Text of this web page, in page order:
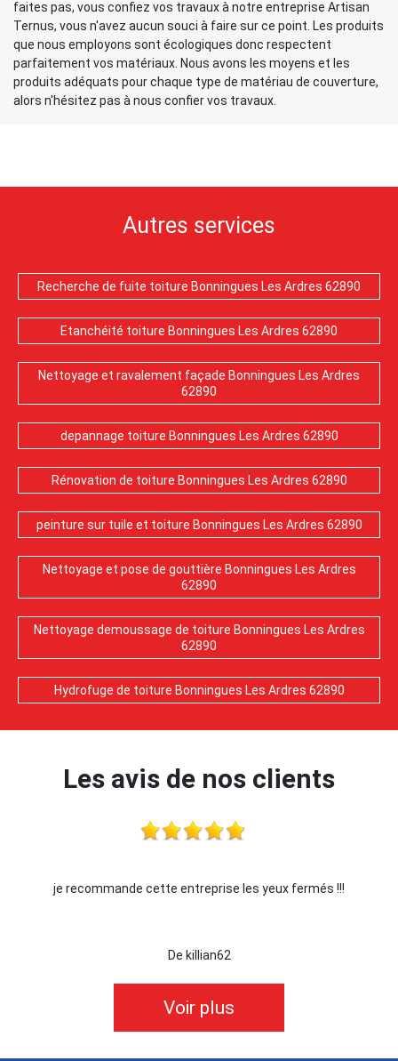
faites pas, vous confiez vos travaux à notre entreprise Artisan
Ternus, vous n'avez aucun souci à faire sur ce point. Les produits
que nous employons sont écologiques donc respectent
parfaitement vos matériaux. Nous avons les moyens et les
produits adéquats pour chaque type de matériau de couverture,
alors n'hésitez pas à nous confier vos travaux.
Autres services
Recherche de fuite toiture Bonningues Les Ardres 62890
Etanchéité toiture Bonningues Les Ardres 62890
Nettoyage et ravalement façade Bonningues Les Ardres
62890
depannage toiture Bonningues Les Ardres 62890
Rénovation de toiture Bonningues Les Ardres 62890
peinture sur tuile et toiture Bonningues Les Ardres 62890
Nettoyage et pose de gouttière Bonningues Les Ardres
62890
Nettoyage demoussage de toiture Bonningues Les Ardres
62890
Hydrofuge de toiture Bonningues Les Ardres 62890
Les avis de nos clients
je recommande cette entreprise les yeux fermés !!!
De killian62
Voir plus